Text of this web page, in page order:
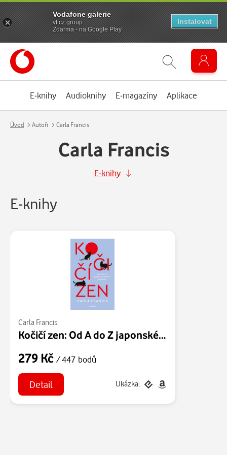
E-knihy Audioknihy E-magazíny Aplikace
Úvod Autoři Carla Francis
Carla Francis
E-knihy
E-knihy
Carla Francis
Kočičí zen: Od A do Z japonské kočičí filozofie
279 Kč / 447 bodů
Detail Ukázka:
Vodafone galerie
vf.cz.group
Zdarma - na Google Play
Instalovat